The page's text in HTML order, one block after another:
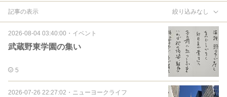
記事の表示 絞り込みなし
2026-08-04 03:40:00 ・ イベント
武蔵野東学園の集い
5
2026-07-26 22:27:02 ・ ニューヨークライフ